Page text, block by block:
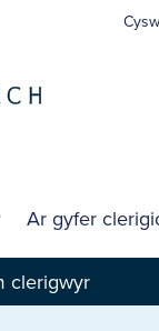
Ar gyfer
clerigwyr